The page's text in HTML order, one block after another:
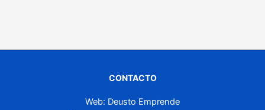
CONTACTO
Web: Deusto Emprende